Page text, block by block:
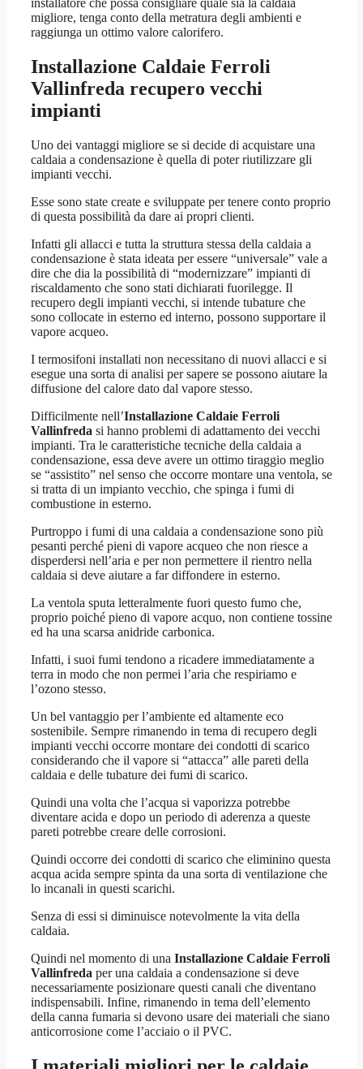
installatore che possa consigliare quale sia la caldaia
migliore, tenga conto della metratura degli ambienti e
raggiunga un ottimo valore calorifero.
Installazione Caldaie Ferroli
Vallinfreda recupero vecchi
impianti
Uno dei vantaggi migliore se si decide di acquistare una
caldaia a condensazione è quella di poter riutilizzare gli
impianti vecchi.
Esse sono state create e sviluppate per tenere conto proprio
di questa possibilità da dare ai propri clienti.
Infatti gli allacci e tutta la struttura stessa della caldaia a
condensazione è stata ideata per essere “universale” vale a
dire che dia la possibilità di “modernizzare” impianti di
riscaldamento che sono stati dichiarati fuorilegge. Il
recupero degli impianti vecchi, si intende tubature che
sono collocate in esterno ed interno, possono supportare il
vapore acqueo.
I termosifoni installati non necessitano di nuovi allacci e si
esegue una sorta di analisi per sapere se possono aiutare la
diffusione del calore dato dal vapore stesso.
Difficilmente nell’Installazione Caldaie Ferroli
Vallinfreda si hanno problemi di adattamento dei vecchi
impianti. Tra le caratteristiche tecniche della caldaia a
condensazione, essa deve avere un ottimo tiraggio meglio
se “assistito” nel senso che occorre montare una ventola, se
si tratta di un impianto vecchio, che spinga i fumi di
combustione in esterno.
Purtroppo i fumi di una caldaia a condensazione sono più
pesanti perché pieni di vapore acqueo che non riesce a
disperdersi nell’aria e per non permettere il rientro nella
caldaia si deve aiutare a far diffondere in esterno.
La ventola sputa letteralmente fuori questo fumo che,
proprio poiché pieno di vapore acquo, non contiene tossine
ed ha una scarsa anidride carbonica.
Infatti, i suoi fumi tendono a ricadere immediatamente a
terra in modo che non permei l’aria che respiriamo e
l’ozono stesso.
Un bel vantaggio per l’ambiente ed altamente eco
sostenibile. Sempre rimanendo in tema di recupero degli
impianti vecchi occorre montare dei condotti di scarico
considerando che il vapore si “attacca” alle pareti della
caldaia e delle tubature dei fumi di scarico.
Quindi una volta che l’acqua si vaporizza potrebbe
diventare acida e dopo un periodo di aderenza a queste
pareti potrebbe creare delle corrosioni.
Quindi occorre dei condotti di scarico che eliminino questa
acqua acida sempre spinta da una sorta di ventilazione che
lo incanali in questi scarichi.
Senza di essi si diminuisce notevolmente la vita della
caldaia.
Quindi nel momento di una Installazione Caldaie Ferroli
Vallinfreda per una caldaia a condensazione si deve
necessariamente posizionare questi canali che diventano
indispensabili. Infine, rimanendo in tema dell’elemento
della canna fumaria si devono usare dei materiali che siano
anticorrosione come l’acciaio o il PVC.